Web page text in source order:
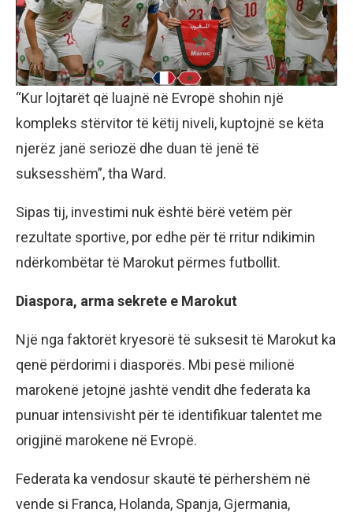
“Kur lojtarët që luajnë në Evropë shohin një
kompleks stërvitor të këtij niveli, kuptojnë se këta
njerëz janë seriozë dhe duan të jenë të
suksesshëm”, tha Ward.
Sipas tij, investimi nuk është bërë vetëm për
rezultate sportive, por edhe për të rritur ndikimin
ndërkombëtar të Marokut përmes futbollit.
Diaspora, arma sekrete e Marokut
Një nga faktorët kryesorë të suksesit të Marokut ka
qenë përdorimi i diasporës. Mbi pesë milionë
marokenë jetojnë jashtë vendit dhe federata ka
punuar intensivisht për të identifikuar talentet me
origjinë marokene në Evropë.
Federata ka vendosur skautë të përhershëm në
vende si Franca, Holanda, Spanja, Gjermania,